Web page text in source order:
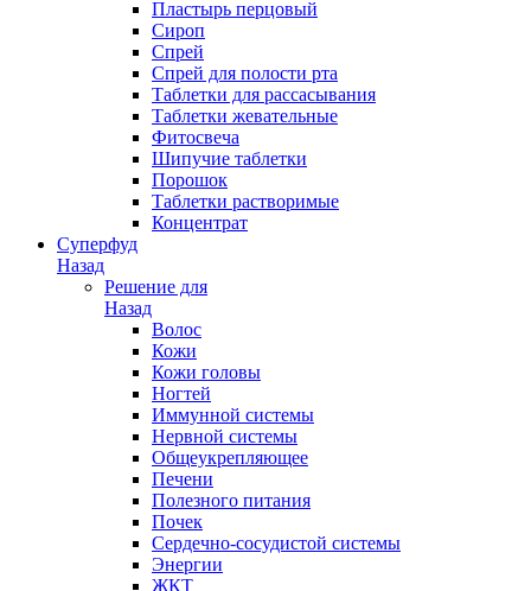
Пластырь перцовый
Сироп
Спрей
Спрей для полости рта
Таблетки для рассасывания
Таблетки жевательные
Фитосвеча
Шипучие таблетки
Порошок
Таблетки растворимые
Концентрат
Суперфуд
Назад
Решение для
Назад
Волос
Кожи
Кожи головы
Ногтей
Иммунной системы
Нервной системы
Общеукрепляющее
Печени
Полезного питания
Почек
Сердечно-сосудистой системы
Энергии
ЖКТ